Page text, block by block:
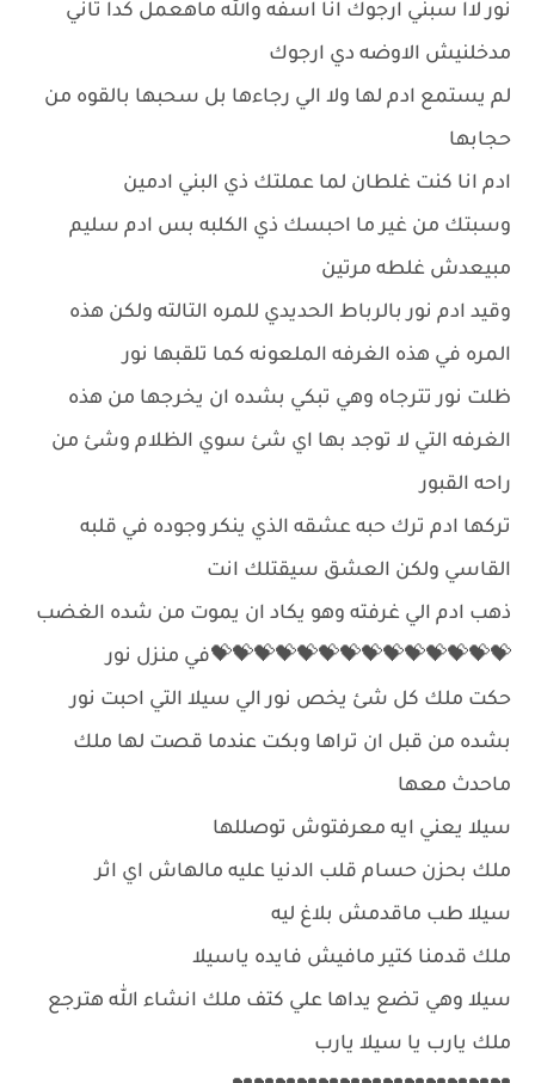
نور لاا سبني ارجوك انا اسفه والله ماهعمل كدا تاني
مدخلنيش الاوضه دي ارجوك
لم يستمع ادم لها ولا الي رجاءها بل سحبها بالقوه من
حجابها
ادم انا كنت غلطان لما عملتك ذي البني ادمين
وسبتك من غير ما احبسك ذي الكلبه بس ادم سليم
مبيعدش غلطه مرتين
وقيد ادم نور بالرباط الحديدي للمره التالته ولكن هذه
المره في هذه الغرفه الملعونه كما تلقبها نور
ظلت نور تترجاه وهي تبكي بشده ان يخرجها من هذه
الغرفه التي لا توجد بها اي شئ سوي الظلام وشئ من
راحه القبور
تركها ادم ترك حبه عشقه الذي ينكر وجوده في قلبه
القاسي ولكن العشق سيقتلك انت
ذهب ادم الي غرفته وهو يكاد ان يموت من شده الغضب
💝💝💝💝💝💝💝💝💝💝💝💝💝💝في منزل نور
حكت ملك كل شئ يخص نور الي سيلا التي احبت نور
بشده من قبل ان تراها وبكت عندما قصت لها ملك
ماحدث معها
سيلا يعني ايه معرفتوش توصللها
ملك بحزن حسام قلب الدنيا عليه مالهاش اي اثر
سيلا طب ماقدمش بلاغ ليه
ملك قدمنا كتير مافيش فايده ياسيلا
سيلا وهي تضع يداها علي كتف ملك انشاء الله هترجع
ملك يارب يا سيلا يارب